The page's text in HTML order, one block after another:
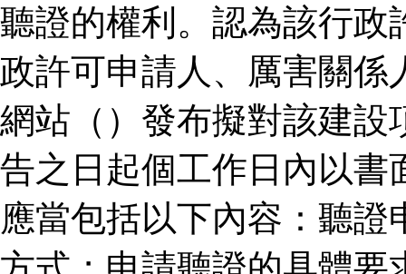
聽證的權利。認為該行政
政許可申請人、厲害關係
網站（）發布擬對該建設
告之日起個工作日內以書
應當包括以下內容：聽